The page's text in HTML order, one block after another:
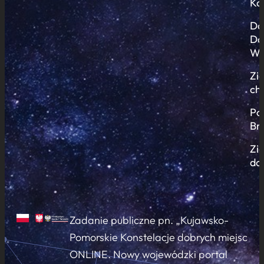
Zadanie publiczne pn. „Kujawsko-
Pomorskie Konstelacje dobrych miejsc
ONLINE. Nowy wojewódzki portal